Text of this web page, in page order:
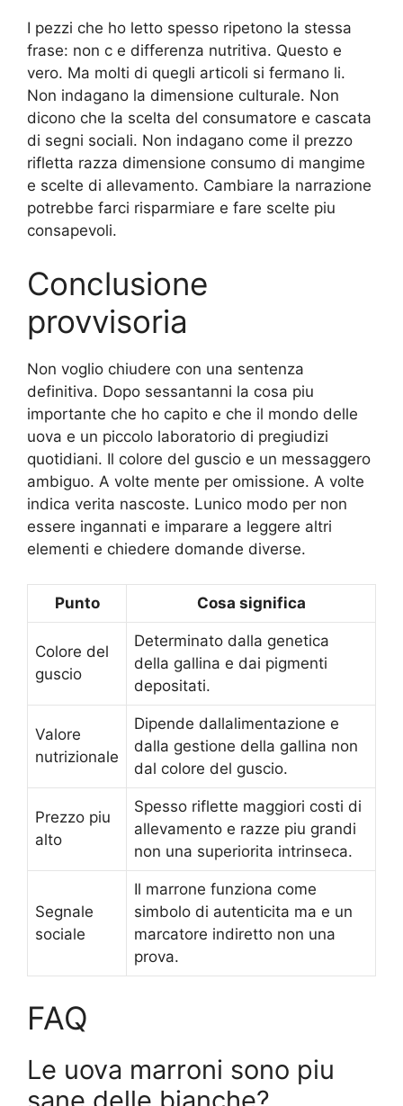
I pezzi che ho letto spesso ripetono la stessa
frase: non c e differenza nutritiva. Questo e
vero. Ma molti di quegli articoli si fermano li.
Non indagano la dimensione culturale. Non
dicono che la scelta del consumatore e cascata
di segni sociali. Non indagano come il prezzo
rifletta razza dimensione consumo di mangime
e scelte di allevamento. Cambiare la narrazione
potrebbe farci risparmiare e fare scelte piu
consapevoli.
Conclusione
provvisoria
Non voglio chiudere con una sentenza
definitiva. Dopo sessantanni la cosa piu
importante che ho capito e che il mondo delle
uova e un piccolo laboratorio di pregiudizi
quotidiani. Il colore del guscio e un messaggero
ambiguo. A volte mente per omissione. A volte
indica verita nascoste. Lunico modo per non
essere ingannati e imparare a leggere altri
elementi e chiedere domande diverse.
Punto Cosa significa
Colore del
guscio
Determinato dalla genetica
della gallina e dai pigmenti
depositati.
Valore
nutrizionale
Dipende dallalimentazione e
dalla gestione della gallina non
dal colore del guscio.
Prezzo piu
alto
Spesso riflette maggiori costi di
allevamento e razze piu grandi
non una superiorita intrinseca.
Segnale
sociale
Il marrone funziona come
simbolo di autenticita ma e un
marcatore indiretto non una
prova.
FAQ
Le uova marroni sono piu